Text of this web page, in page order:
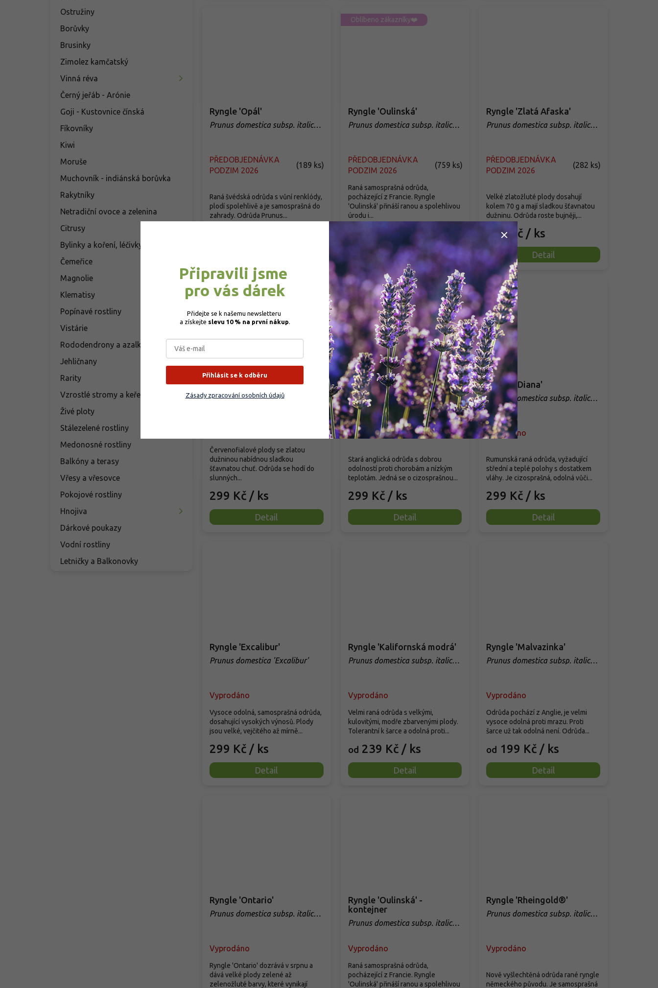
Ostružiny
Borůvky
Brusinky
Zimolez kamčatský
Vinná réva
Černý jeřáb - Arónie
Goji - Kustovnice čínská
Fíkovníky
Kiwi
Moruše
Muchovník - indiánská borůvka
Rakytníky
Netradiční ovoce a zelenina
Citrusy
Bylinky a koření, léčivky
Čemeřice
Magnolie
Klematisy
Popínavé rostliny
Vistárie
Rododendrony a azalky
Jehličnany
Rarity
Vzrostlé stromy a keře
Živé ploty
Stálezelené rostliny
Medonosné rostliny
Balkóny a terasy
Vřesy a vřesovce
Pokojové rostliny
Hnojiva
Dárkové poukazy
Vodní rostliny
Letničky a Balkonovky
Ryngle 'Opál'
Prunus domestica subsp. italica
PŘEDOBJEDNÁVKA
PODZIM 2026
(189 ks)
Raná švédská odrůda s vůní renklódy,
plodí spolehlivě a je samosprašná do
zahrady. Odrůda Prunus...
Oblíbeno zákazníky❤️
Ryngle 'Oulinská'
Prunus domestica subsp. italica
PŘEDOBJEDNÁVKA
PODZIM 2026
(759 ks)
od249 Kč / ks
Detail
Raná samosprašná odrůda,
pocházející z Francie. Ryngle
'Oulinská' přináší ranou a spolehlivou
úrodu i...
Ryngle 'Zlatá Afaska'
Prunus domestica subsp. italica
PŘEDOBJEDNÁVKA
PODZIM 2026
(282 ks)
299 Kč / ks
Detail
Velké zlatožluté plody dosahují
kolem 70 g a mají sladkou šťavnatou
dužninu. Odrůda roste bujněji,...
Ryngle 'Avalon'
Prunus domestica subsp. italica
299 Kč / ks
Detail
Červenofialové plody se zlatou
dužninou nabídnou sladkou
šťavnatou chuť. Odrůda se hodí do
slunných...
Ryngle 'Broskvová'
Prunus domestica subsp. italica
´Broskvová´
Vyprodáno
299 Kč / ks
Detail
Stará anglická odrůda s dobrou
odolností proti chorobám a nízkým
teplotám. Jedná se o cizosprašnou...
Ryngle 'Diana'
Prunus domestica subsp. italica
'Diana'
Vyprodáno
299 Kč / ks
Detail
Rumunská raná odrůda, vyžadující
střední a teplé polohy s dostatkem
vláhy. Je cizosprašná, odolná vůči...
Ryngle 'Excalibur'
Prunus domestica 'Excalibur'
Vyprodáno
299 Kč / ks
Detail
Vysoce odolná, samosprašná odrůda,
dosahující vysokých výnosů. Plody
jsou velké, vejčitého až mírně...
Ryngle 'Kalifornská modrá'
Prunus domestica subsp. italica
Vyprodáno
od 239 Kč / ks
Detail
Velmi raná odrůda s velkými,
kulovitými, modře zbarvenými plody.
Tolerantní k šarce a odolná proti...
Ryngle 'Malvazinka'
Prunus domestica subsp. italica
Vyprodáno
od 199 Kč / ks
Detail
Odrůda pochází z Anglie, je velmi
vysoce odolná proti mrazu. Proti
šarce už tak odolná není. Odrůda...
Ryngle 'Ontario'
Prunus domestica subsp. italica
Vyprodáno
Ryngle 'Ontario' dozrává v srpnu a
dává velké plody zelené až
zelenožluté barvy, které vynikají
Ryngle 'Oulinská' -
kontejner
Prunus domestica subsp. italica
Vyprodáno
Raná samosprašná odrůda,
pocházející z Francie. Ryngle
'Oulinská' přináší ranou a spolehlivou
Ryngle 'Rheingold®'
Prunus domestica subsp. italica
Vyprodáno
Nově vyšlechtěná odrůda rané ryngle
německého původu. Je samosprašná
Připravili jsme
pro vás dárek
Přidejte se k našemu newsletteru
a získejte slevu 10 % na první nákup.
Přihlásit se k odběru
Zásady zpracování osobních údajů